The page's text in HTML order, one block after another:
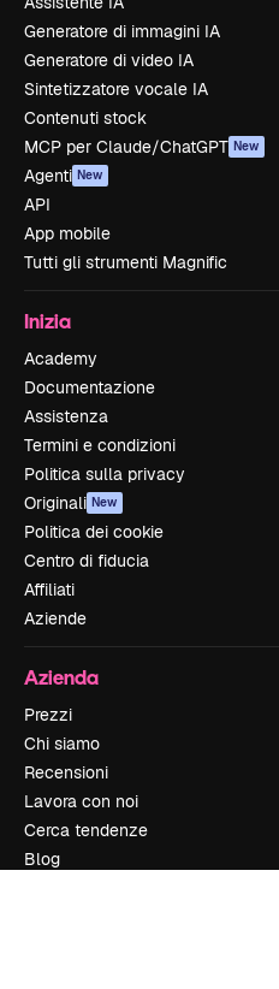
Generatore di immagini IA
Generatore di video IA
Sintetizzatore vocale IA
Contenuti stock
MCP per Claude/ChatGPT New
Agenti New
API
App mobile
Tutti gli strumenti Magnific
Inizia
Academy
Documentazione
Assistenza
Termini e condizioni
Politica sulla privacy
Originali New
Politica dei cookie
Centro di fiducia
Affiliati
Aziende
Azienda
Prezzi
Chi siamo
Recensioni
Lavora con noi
Cerca tendenze
Blog